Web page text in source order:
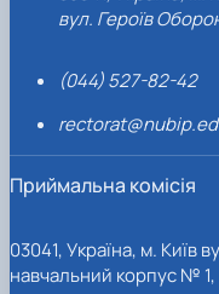
вул. Героїв
(044) 527-82-42
Приймальна комісія
03041, Україна, м. Київ
навчальний корпус №